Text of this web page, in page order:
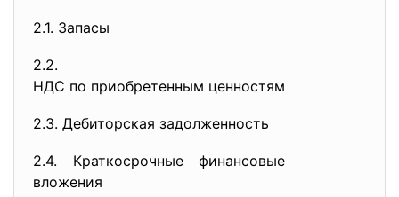
2.1. Запасы
2.2.
НДС по приобретенным ценностям
2.3. Дебиторская задолженность
2.4. Краткосрочные финансовые
вложения